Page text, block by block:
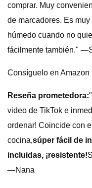
comprar. Muy
de marcadores. Es
húmedo cuando no
fácilmente también."
Consíguelo en Amazon
Reseña prometedora:
video de TikTok e
ordenar! Coincide con
cocina,súper fácil de
incluidas, ¡resistente!
—Nana